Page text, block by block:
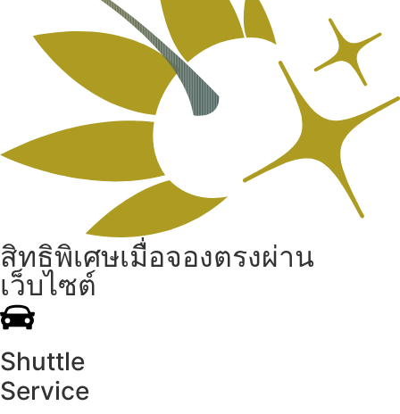
สิทธิพิเศษเมื่อจองตรงผ่าน
เว็บไซต์
Shuttle
Service